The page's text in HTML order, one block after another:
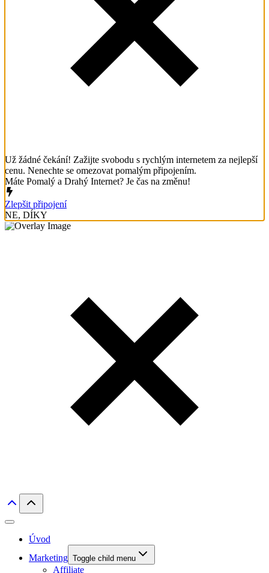
Už žádné čekání! Zažijte svobodu s rychlým internetem za nejlepší
cenu. Nenechte se omezovat pomalým připojením.
Máte Pomalý a Drahý Internet? Je čas na změnu!
Zlepšit připojení
NE, DÍKY
Úvod
Marketing Toggle child menu
Affiliate